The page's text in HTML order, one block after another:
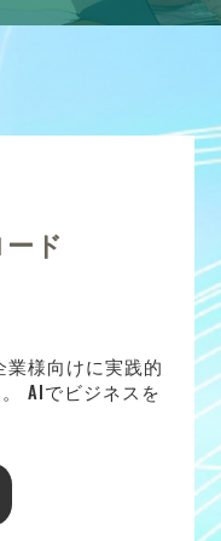
ド
業様向けに実践的
AIでビジネスを